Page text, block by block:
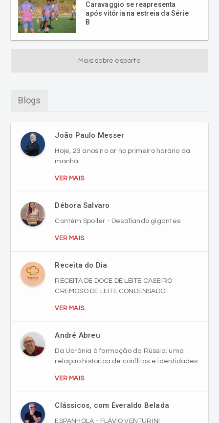
Caravaggio se reapresenta
após vitória na estreia da Série
B
Mais sobre esporte
Blogs
João Paulo Messer
Hoje, 23 anos no ar no primeiro horário da
manhã.
VER MAIS
Débora Salvaro
Contém Spoiler - Desafiando gigantes
VER MAIS
Receita do Dia
RECEITA DE DOCE DE LEITE CASEIRO
CREMOSO DE LEITE CONDENSADO
VER MAIS
André Abreu
Da Ucrânia à formação da Rússia: uma
relação histórica de conflitos e identidades
VER MAIS
Clássicos, com Everaldo Belada
ESPANHOLA - FLÁVIO VENTURINI